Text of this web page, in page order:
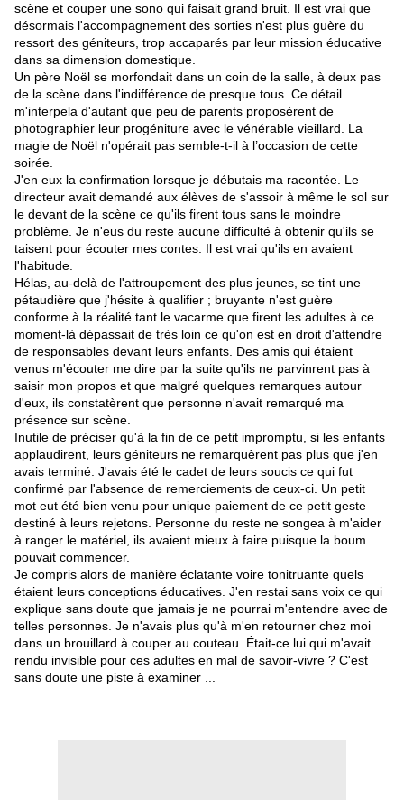
scène et couper une sono qui faisait grand bruit. Il est vrai que
désormais l'accompagnement des sorties n'est plus guère du
ressort des géniteurs, trop accaparés par leur mission éducative
dans sa dimension domestique.
Un père Noël se morfondait dans un coin de la salle, à deux pas
de la scène dans l'indifférence de presque tous. Ce détail
m'interpela d'autant que peu de parents proposèrent de
photographier leur progéniture avec le vénérable vieillard. La
magie de Noël n'opérait pas semble-t-il à l’occasion de cette
soirée.
J'en eux la confirmation lorsque je débutais ma racontée. Le
directeur avait demandé aux élèves de s'assoir à même le sol sur
le devant de la scène ce qu'ils firent tous sans le moindre
problème. Je n'eus du reste aucune difficulté à obtenir qu'ils se
taisent pour écouter mes contes. Il est vrai qu'ils en avaient
l'habitude.
Hélas, au-delà de l'attroupement des plus jeunes, se tint une
pétaudière que j'hésite à qualifier ; bruyante n'est guère
conforme à la réalité tant le vacarme que firent les adultes à ce
moment-là dépassait de très loin ce qu'on est en droit d'attendre
de responsables devant leurs enfants. Des amis qui étaient
venus m'écouter me dire par la suite qu'ils ne parvinrent pas à
saisir mon propos et que malgré quelques remarques autour
d'eux, ils constatèrent que personne n'avait remarqué ma
présence sur scène.
Inutile de préciser qu'à la fin de ce petit impromptu, si les enfants
applaudirent, leurs géniteurs ne remarquèrent pas plus que j'en
avais terminé. J'avais été le cadet de leurs soucis ce qui fut
confirmé par l'absence de remerciements de ceux-ci. Un petit
mot eut été bien venu pour unique paiement de ce petit geste
destiné à leurs rejetons. Personne du reste ne songea à m'aider
à ranger le matériel, ils avaient mieux à faire puisque la boum
pouvait commencer.
Je compris alors de manière éclatante voire tonitruante quels
étaient leurs conceptions éducatives. J'en restai sans voix ce qui
explique sans doute que jamais je ne pourrai m'entendre avec de
telles personnes. Je n'avais plus qu'à m'en retourner chez moi
dans un brouillard à couper au couteau. Était-ce lui qui m'avait
rendu invisible pour ces adultes en mal de savoir-vivre ? C'est
sans doute une piste à examiner ...